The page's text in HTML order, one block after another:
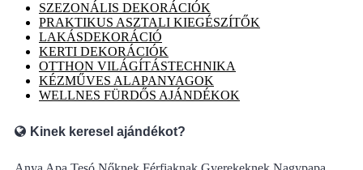
SZEZONÁLIS DEKORÁCIÓK
PRAKTIKUS ASZTALI KIEGÉSZÍTŐK
LAKÁSDEKORÁCIÓ
KERTI DEKORÁCIÓK
OTTHON VILÁGÍTÁSTECHNIKA
KÉZMŰVES ALAPANYAGOK
WELLNES FÜRDŐS AJÁNDÉKOK
Kinek keresel ajándékot?